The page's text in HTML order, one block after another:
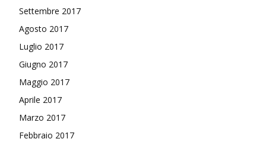
Settembre 2017
Agosto 2017
Luglio 2017
Giugno 2017
Maggio 2017
Aprile 2017
Marzo 2017
Febbraio 2017